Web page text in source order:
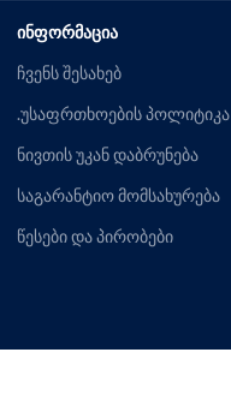
ᲘᲜᲤᲝᲠᲛᲐᲪᲘᲐ
ჩვენს შესახებ
.უსაფრთხოების პოლიტიკა
ნივთის უკან დაბრუნება
საგარანტიო მომსახურება
წესები და პირობები